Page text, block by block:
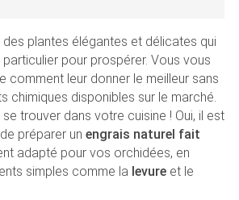
plantes élégantes et délicates qui
pour prospérer. Vous vous
comment leur donner le meilleur sans
chimiques disponibles sur le marché.
trouver dans votre cuisine ! Oui, il est
préparer un engrais naturel fait
adapté pour vos orchidées, en
simples comme la levureet le